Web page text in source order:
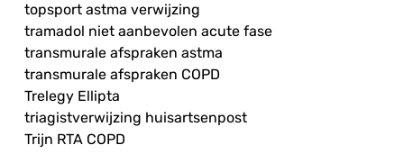
topsport astma verwijzing
tramadol niet aanbevolen acute fase
transmurale afspraken astma
transmurale afspraken COPD
Trelegy Ellipta
triagistverwijzing huisartsenpost
Trijn RTA COPD